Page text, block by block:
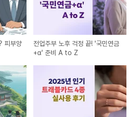
피부양
전업주부 노후 걱정 끝! '국민연금
+α' 준비 A to Z